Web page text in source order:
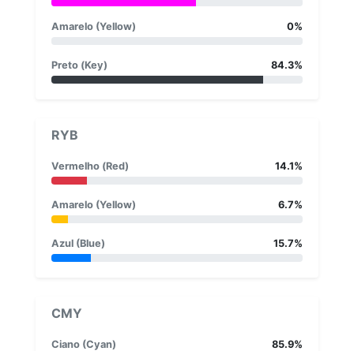
Amarelo (Yellow) 0%
Preto (Key) 84.3%
RYB
Vermelho (Red) 14.1%
Amarelo (Yellow) 6.7%
Azul (Blue) 15.7%
CMY
Ciano (Cyan) 85.9%